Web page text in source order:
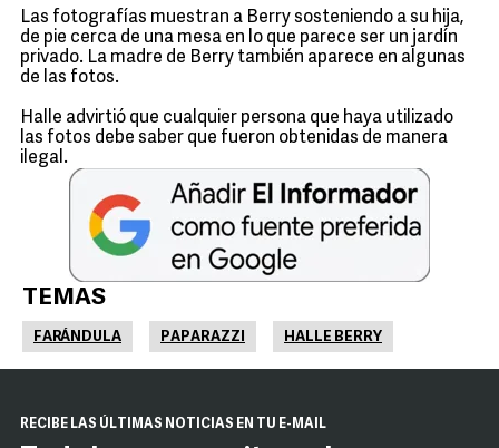
Las fotografías muestran a Berry sosteniendo a su hija,
de pie cerca de una mesa en lo que parece ser un jardín
privado. La madre de Berry también aparece en algunas
de las fotos.
Halle advirtió que cualquier persona que haya utilizado
las fotos debe saber que fueron obtenidas de manera
ilegal.
TEMAS
FARÁNDULA PAPARAZZI HALLE BERRY
RECIBE LAS ÚLTIMAS NOTICIAS EN TU E-MAIL